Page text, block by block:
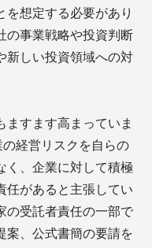
を想定する必要があり
の事業戦略や投資判断
新しい投資領域への対
ますます高まっていま
経営リスクを自らの
く、企業に対して積極
任があると主張してい
の受託者責任の一部で
案、公式書簡の要請を